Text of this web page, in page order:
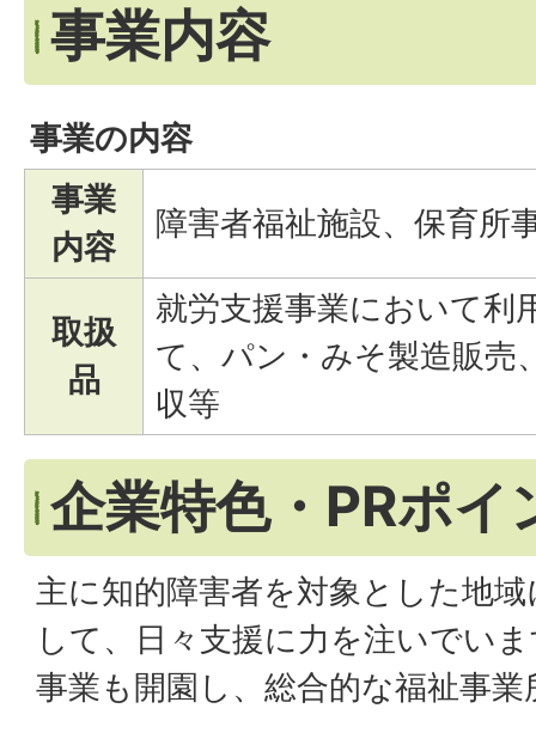
事業内容
事業の内容
事業
内容
障害者福祉施設、保育所
取扱
品
就労支援事業において利
て、パン・みそ製造販売
収等
企業特色・PRポイ
主に知的障害者を対象とした地
して、日々支援に力を注いでい
事業も開園し、総合的な福祉事